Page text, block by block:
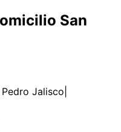
San
Pedro Jalisco